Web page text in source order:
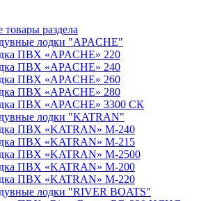
товары раздела
лодки "APACHE"
ПВХ «APACHE» 220
ПВХ «APACHE» 240
ПВХ «APACHE» 260
ПВХ «APACHE» 280
ПВХ «APACHE» 3300 СК
лодки "KATRAN"
ПВХ «KATRAN» M-240
ПВХ «KATRAN» M-215
ПВХ «KATRAN» M-2500
ПВХ «KATRAN» M-200
ПВХ «KATRAN» M-220
лодки "RIVER BOATS"